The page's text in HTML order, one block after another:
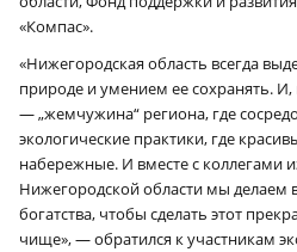
«Компас».
«Нижегородская область всегда
природе и умением ее сохранять.
— „жемчужина“ региона, где
экологические практики, где
набережные. И вместе с коллегами
Нижегородской области мы делаем
богатства, чтобы сделать этот
чище», — обратился к участникам